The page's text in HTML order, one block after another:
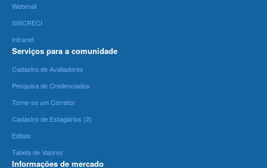
Webmail
SISCRECI
Intranet
Serviços para a comunidade
Cadastro de Avaliadores
Pesquisa de Credenciados
Torne-se um Corretor
Cadastro de Estagiários (2)
Editais
Tabela de Valores
Informações de mercado